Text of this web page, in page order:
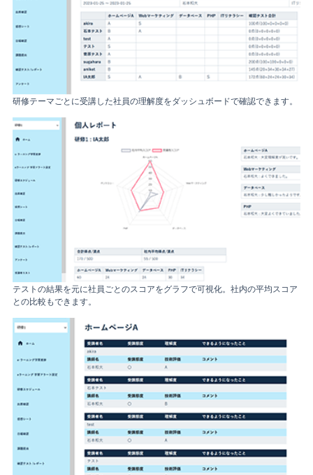
研修テーマごとに受講した社員の理解度をダッシュボードで確認できます。
テストの結果を元に社員ごとのスコアをグラフで可視化。社内の平均スコア
との比較もできます。